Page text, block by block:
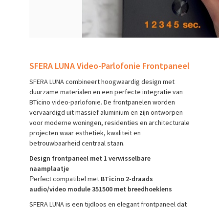
SFERA LUNA Video-Parlofonie Frontpaneel
SFERA LUNA combineert hoogwaardig design met
duurzame materialen en een perfecte integratie van
BTicino video-parlofonie. De frontpanelen worden
vervaardigd uit massief aluminium en zijn ontworpen
voor moderne woningen, residenties en architecturale
projecten waar esthetiek, kwaliteit en
betrouwbaarheid centraal staan.
Design frontpaneel met 1 verwisselbare
naamplaatje
Perfectcompatibel met BTicino 2-draads
audio/video module 351500 met breedhoeklens
SFERA LUNA is een tijdloos en elegant frontpaneel dat